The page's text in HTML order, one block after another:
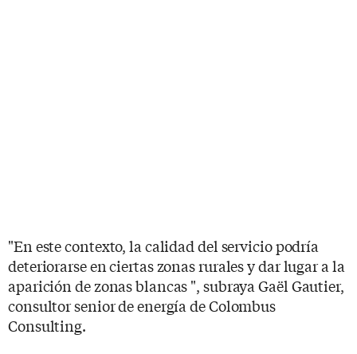
"En este contexto, la calidad del servicio podría
deteriorarse en ciertas zonas rurales y dar lugar a la
aparición de zonas blancas ", subraya Gaël Gautier,
consultor senior de energía de Colombus
Consulting.